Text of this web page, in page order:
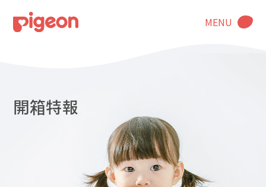
MENU
開箱特報